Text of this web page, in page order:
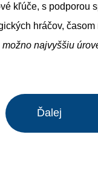
kľúče, s podporou
hráčov, časom
najvyššiu
Ďalej